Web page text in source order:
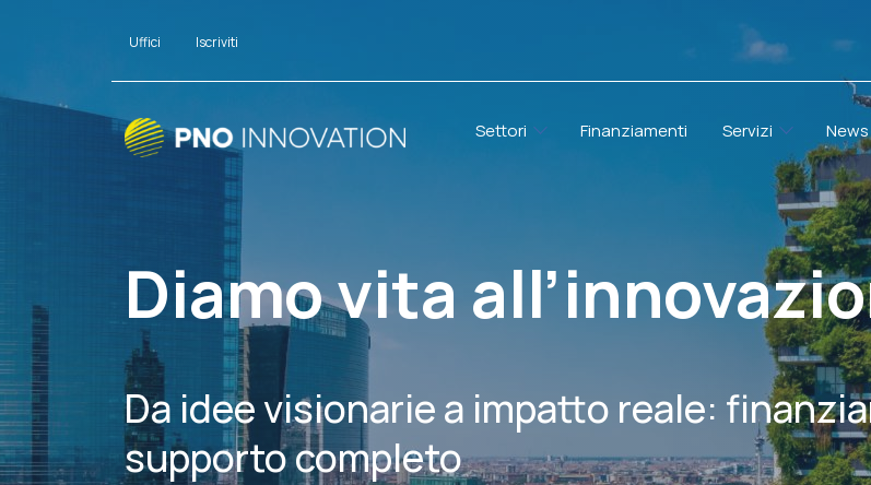
Uffici Iscriviti
Settori Finanziamenti Servizi News
Diamo vita
Da idee visionarie a impatto reale:
supporto completo